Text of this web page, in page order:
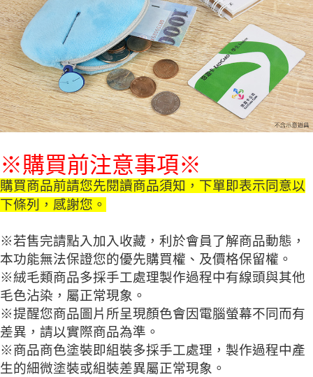
※購買前注意事項※
購買商品前請您先閱讀商品須知，下單即表示同意以
下條列，感謝您。
※若售完請點入加入收藏，利於會員了解商品動態，
本功能無法保證您的優先購買權、及價格保留權。
※絨毛類商品多採手工處理製作過程中有線頭與其他
毛色沾染，屬正常現象。
※提醒您商品圖片所呈現顏色會因電腦螢幕不同而有
差異，請以實際商品為準。
※商品商色塗裝即組裝多採手工處理，製作過程中產
生的細微塗裝或組裝差異屬正常現象。